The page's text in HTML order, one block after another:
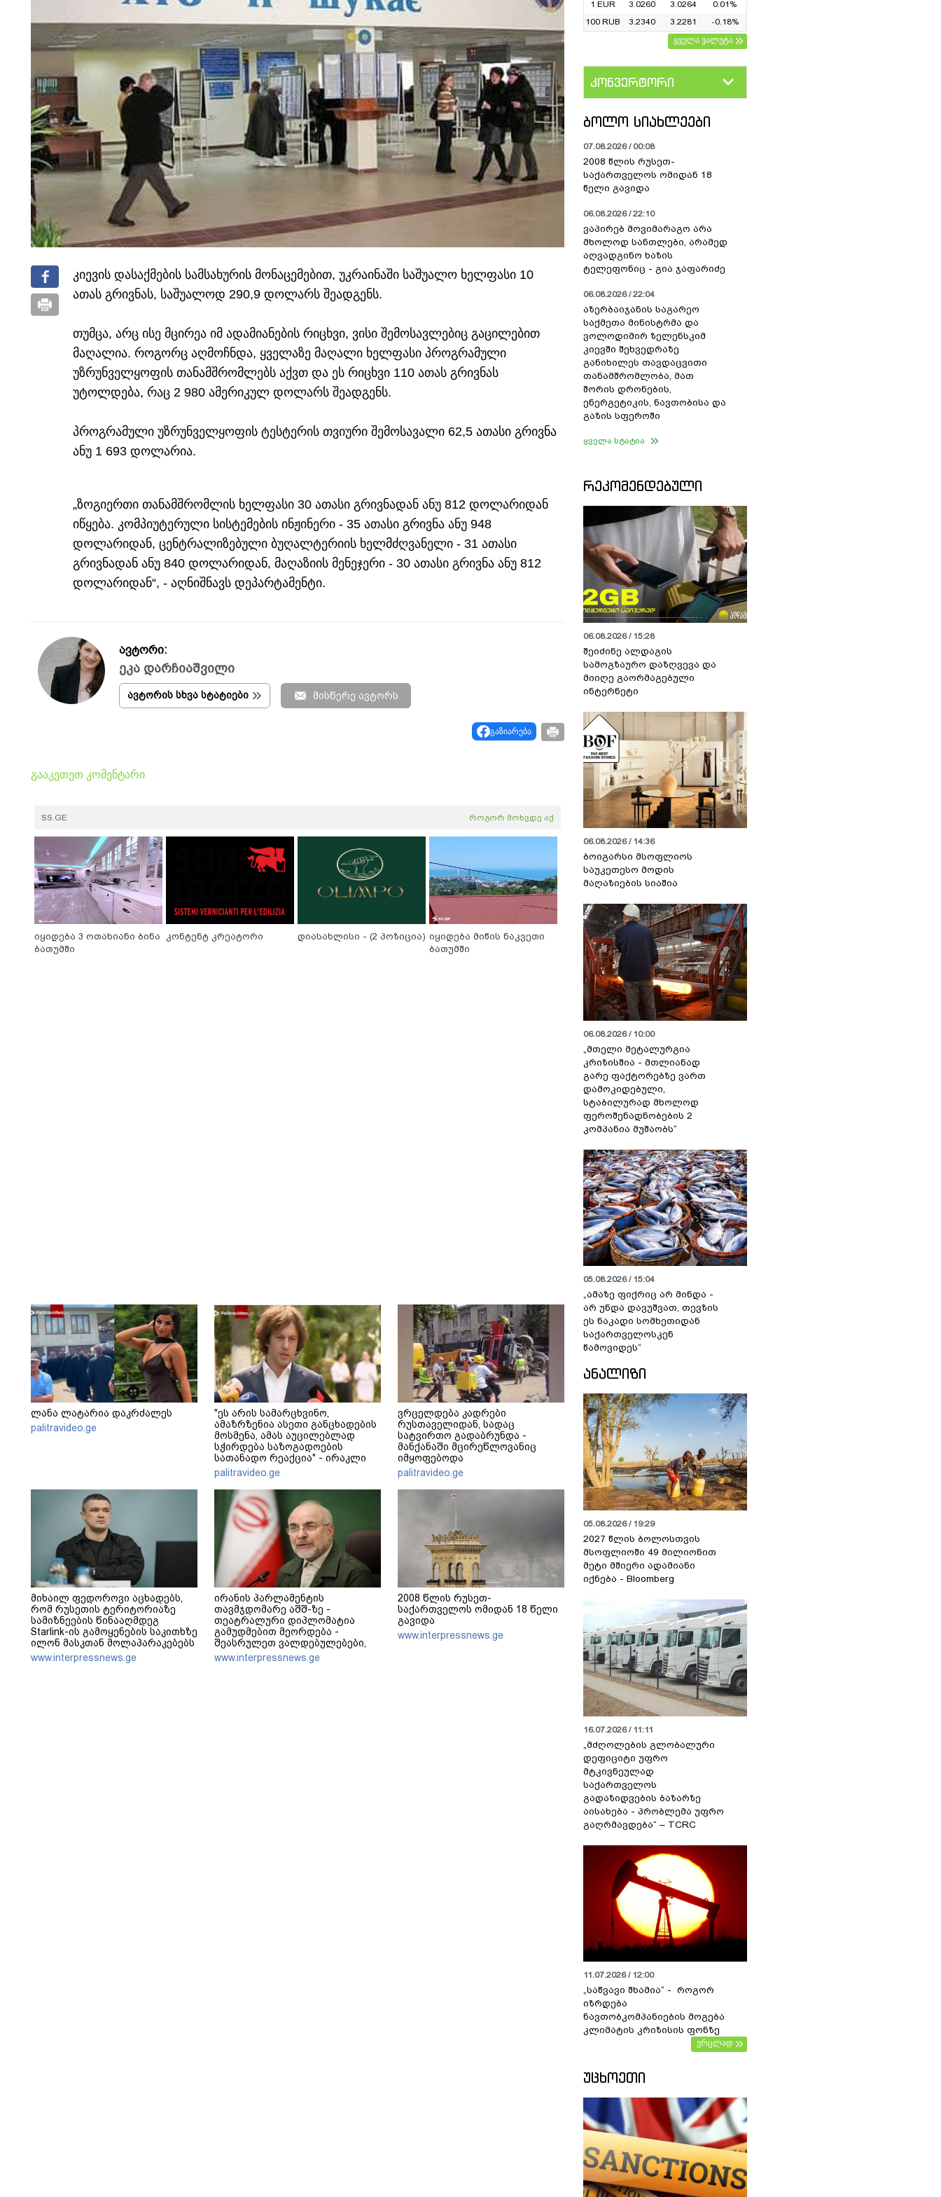
კიევის დასაქმების სამსახურის მონაცემებით, უკრაინაში საშუალო ხელფასი 10
ათას გრივნას, საშუალოდ 290,9 დოლარს შეადგენს.
თუმცა, არც ისე მცირეა იმ ადამიანების რიცხვი, ვისი შემოსავლებიც გაცილებით
მაღალია. როგორც აღმოჩნდა, ყველაზე მაღალი ხელფასი პროგრამული
უზრუნველყოფის თანამშრომლებს აქვთ და ეს რიცხვი 110 ათას გრივნას
უტოლდება, რაც 2 980 ამერიკულ დოლარს შეადგენს.
პროგრამული უზრუნველყოფის ტესტერის თვიური შემოსავალი 62,5 ათასი გრივნა
ანუ 1 693 დოლარია.
„ზოგიერთი თანამშრომლის ხელფასი 30 ათასი გრივნადან ანუ 812 დოლარიდან
იწყება. კომპიუტერული სისტემების ინჟინერი - 35 ათასი გრივნა ანუ 948
დოლარიდან, ცენტრალიზებული ბუღალტერიის ხელმძღვანელი - 31 ათასი
გრივნადან ანუ 840 დოლარიდან, მაღაზიის მენეჯერი - 30 ათასი გრივნა ანუ 812
დოლარიდან“, - აღნიშნავს დეპარტამენტი.
ავტორი:
ეკა დარჩიაშვილი
ავტორის სხვა სტატიები მისწერე ავტორს
გაზიარება
გააკეთეთ კომენტარი
SS.GE როგორ მოხვდე აქ
იყიდება 3 ოთახიანი ბინა
ბათუმში
კონტენტ კრეატორი დიასახლისი - (2 პოზიცია) იყიდება მიწის ნაკვეთი
ბათუმში
ლანა ლატარია დაკრძალეს
palitravideo.ge
"ეს არის სამარცხვინო,
ამაზრზენია ასეთი განცხადების
მოსმენა, ამას აუცილებლად
სჭირდება საზოგადოების
სათანადო რეაქცია" - ირაკლი
კობახიძე
palitravideo.ge
ვრცელდება კადრები
რუსთაველიდან, სადაც
სატვირთო გადაბრუნდა -
მანქანაში მცირეწლოვანიც
იმყოფებოდა
palitravideo.ge
მიხაილ ფედოროვი აცხადებს,
რომ რუსეთის ტერიტორიაზე
სამიზნეების წინააღმდეგ
Starlink-ის გამოყენების საკითხზე
ილონ მასკთან მოლაპარაკებებს
აწარმოებს
www.interpressnews.ge
ირანის პარლამენტის
თავმჯდომარე აშშ-ზე -
თეატრალური დიპლომატია
გამუდმებით მეორდება -
შეასრულეთ ვალდებულებები,
მეტი თეატრი არ გვჭირდება
www.interpressnews.ge
2008 წლის რუსეთ-
საქართველოს ომიდან 18 წელი
გავიდა
www.interpressnews.ge
1 EUR
3.0260 3.0264
0.01%
100 RUB
3.2340 3.2281
-0.18%
ყველა ვალუტა
კონვერტორი
ᲑᲝᲚᲝ ᲡᲘᲐᲮᲚᲔᲔᲑᲘ
07.08.2026 / 00:08
2008 წლის რუსეთ-
საქართველოს ომიდან 18
წელი გავიდა
06.08.2026 / 22:10
ვაპირებ მოვიმარაგო არა
მხოლოდ სანთლები, არამედ
აღვადგინო ხაზის
ტელეფონიც - გია ჯაფარიძე
06.08.2026 / 22:04
აზერბაიჯანის საგარეო
საქმეთა მინისტრმა და
ვოლოდიმირ ზელენსკიმ
კიევში შეხვედრაზე
განიხილეს თავდაცვითი
თანამშრომლობა, მათ
შორის დრონების,
ენერგეტიკის, ნავთობისა და
გაზის სფეროში
ყველა სტატია
ᲠᲔᲙᲝᲛᲔᲜᲓᲔᲑᲣᲚᲘ
06.08.2026 / 15:28
შეიძინე ალდაგის
სამოგზაურო დაზღვევა და
მიიღე გაორმაგებული
ინტერნეტი
06.08.2026 / 14:36
ბოიგარსი მსოფლიოს
საუკეთესო მოდის
მაღაზიების სიაშია
06.08.2026 / 10:00
„მთელი მეტალურგია
კრიზისშია - მთლიანად
გარე ფაქტორებზე ვართ
დამოკიდებული,
სტაბილურად მხოლოდ
ფეროშენადნობების 2
კომპანია მუშაობს“
05.08.2026 / 15:04
„ამაზე ფიქრიც არ მინდა -
არ უნდა დავუშვათ, თევზის
ეს ნაკადი სომხეთიდან
საქართველოსკენ
წამოვიდეს“
ᲐᲜᲐᲚᲘᲖᲘ
05.08.2026 / 19:29
2027 წლის ბოლოსთვის
მსოფლიოში 49 მილიონით
მეტი მშიერი ადამიანი
იქნება - Bloomberg
16.07.2026 / 11:11
„მძღოლების გლობალური
დეფიციტი უფრო
მტკივნეულად
საქართველოს
გადაზიდვების ბაზარზე
აისახება - პრობლემა უფრო
გაღრმავდება“ – TCRC
11.07.2026 / 12:00
„საწვავი შხამია“ - როგორ
იზრდება
ნავთობკომპანიების მოგება
კლიმატის კრიზისის ფონზე
ვრცლად
ᲣᲪᲮᲝᲔᲗᲘ